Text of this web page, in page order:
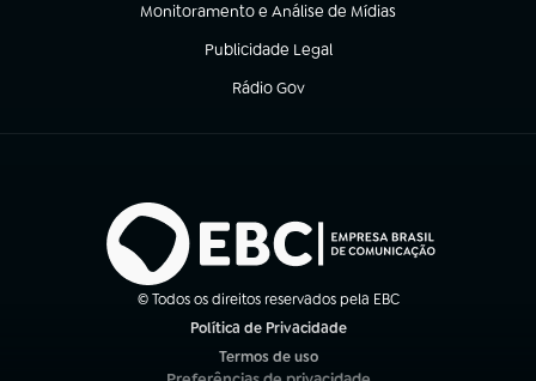
Monitoramento e Análise de Mídias
(abre em nova aba)
Publicidade Legal
(abre em nova aba)
Rádio Gov
(abre em nova aba)
© Todos os direitos reservados pela EBC
Política de Privacidade
Termos de uso
(abre em nova aba)